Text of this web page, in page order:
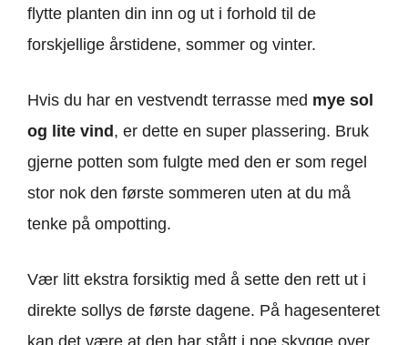
flytte planten din inn og ut i forhold til de
forskjellige årstidene, sommer og vinter.
Hvis du har en vestvendt terrasse med mye sol
og lite vind, er dette en super plassering. Bruk
gjerne potten som fulgte med den er som regel
stor nok den første sommeren uten at du må
tenke på ompotting.
Vær litt ekstra forsiktig med å sette den rett ut i
direkte sollys de første dagene. På hagesenteret
kan det være at den har stått i noe skygge over